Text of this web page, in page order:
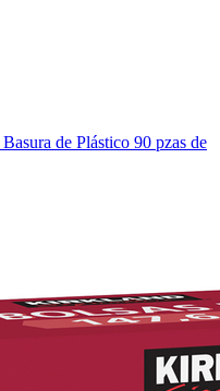
de Plástico 90 pzas de